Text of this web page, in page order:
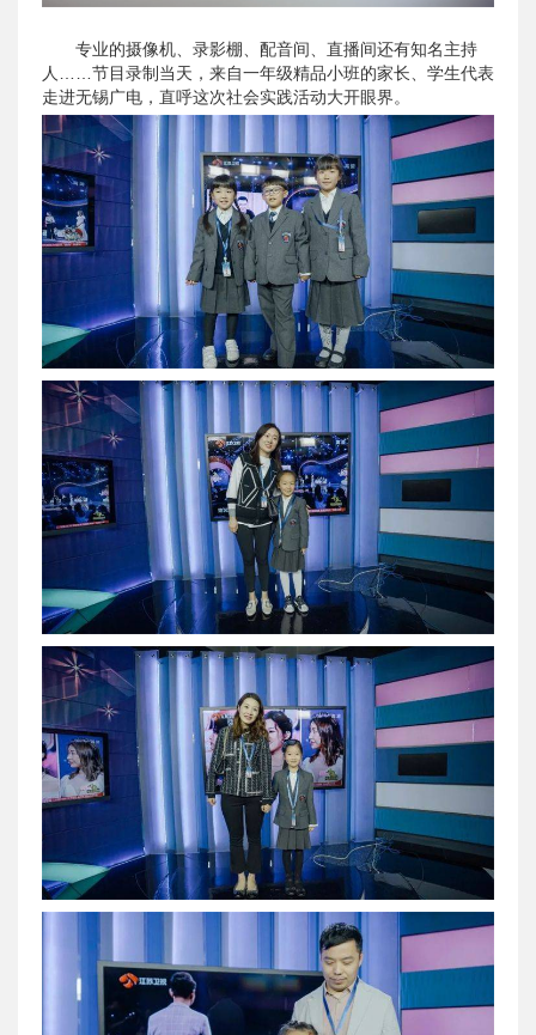
专业的摄像机、录影棚、配音间、直播间还有知名主持
人……节目录制当天，来自一年级精品小班的家长、学生代表
走进无锡广电，直呼这次社会实践活动大开眼界。